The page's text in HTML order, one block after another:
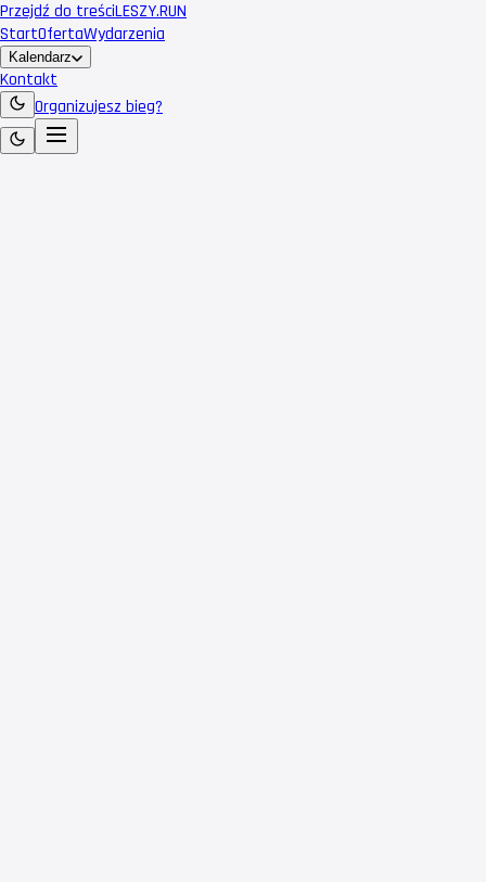
Przejdź do treściLESZY.RUN
StartOfertaWydarzenia
Kalendarz
Kontakt
Organizujesz bieg?